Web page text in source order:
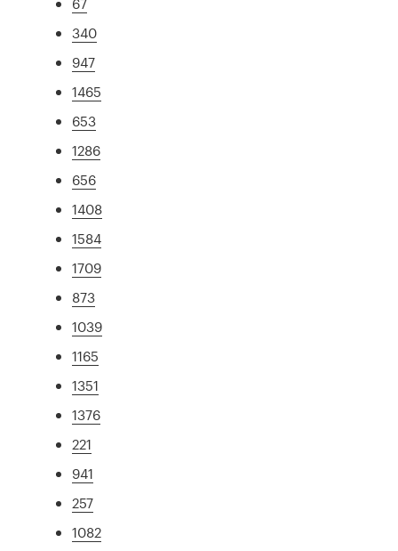
340
947
1465
653
1286
656
1408
1584
1709
873
1039
1165
1351
1376
221
941
257
1082